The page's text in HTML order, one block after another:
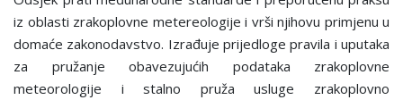
iz oblasti zrakoplovne metereologije i vrši njihovu primjenu u
domaće zakonodavstvo. Izrađuje prijedloge pravila i uputaka
za pružanje obavezujućih podataka zrakoplovne
meteorologije i stalno pruža usluge zrakoplovno